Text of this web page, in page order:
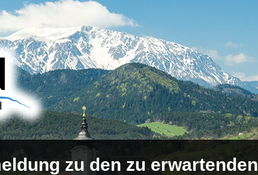
zu den zu erwartenden